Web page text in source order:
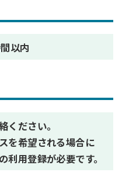
以内
ください。
を希望される場合に
用登録が必要です。